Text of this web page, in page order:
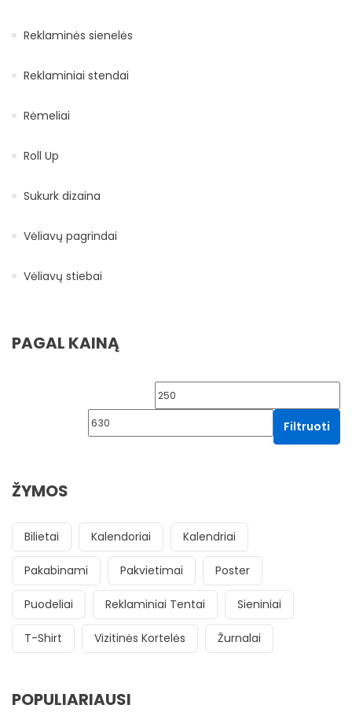
Reklaminės sienelės
Reklaminiai stendai
Rėmeliai
Roll Up
Sukurk dizaina
Vėliavų pagrindai
Vėliavų stiebai
PAGAL KAINĄ
Min kaina
Filtruoti
ŽYMOS
Bilietai Kalendoriai Kalendriai
Pakabinami Pakvietimai Poster
Puodeliai Reklaminiai Tentai Sieniniai
T-Shirt Vizitinės Kortelės Žurnalai
POPULIARIAUSI